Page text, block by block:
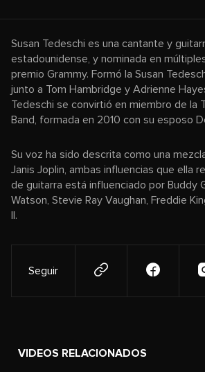
Susan Tedeschi es una cantante y
estadounidense, y nominada en
premio Grammy. Formó la Susan
junto a Tom Hambridge y Adrienne
Tedeschi se convirtió en miembro de la
Band, formada en 2010 con su esposo
Su voz ha sido descrita como una
Janis Joplin, ambas influencias que ella
de guitarra está influenciado por Buddy
Watson, Stevie Ray Vaughan, Freddie
II.
Seguir
VIDEOS RELACIONADOS